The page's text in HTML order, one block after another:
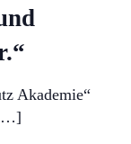
Akademie“
[…]